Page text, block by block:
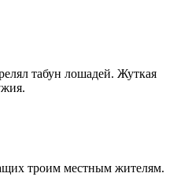
табун лошадей. Жуткая
троим местным жителям.